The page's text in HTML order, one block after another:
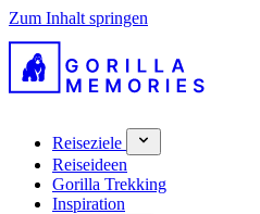
Zum Inhalt springen
Reiseziele
Reiseideen
Gorilla Trekking
Inspiration